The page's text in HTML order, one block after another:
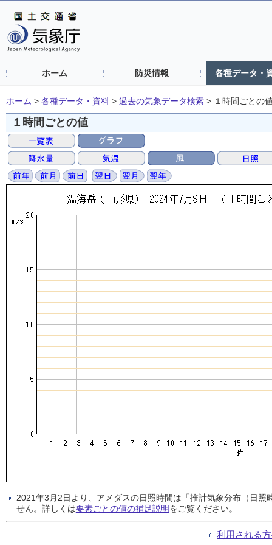
ホーム 防災情報 各種データ・
ホーム > 各種データ・資料 > 過去の気象データ検索 > １時間ごとの
１時間ごとの値
2021年3月2日より、アメダスの日照時間は「推計気象分布（日
せん。詳しくは要素ごとの値の補足説明をご覧ください。
利用される